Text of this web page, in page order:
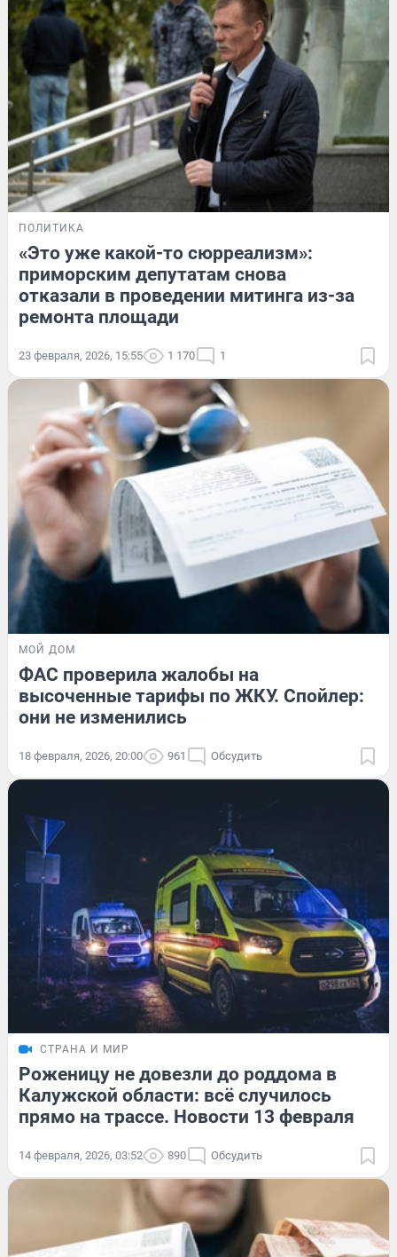
ПОЛИТИКА
«Это уже какой-то сюрреализм»:
приморским депутатам снова
отказали в проведении митинга из-за
ремонта площади
23 февраля, 2026, 15:55 1 170 1
МОЙ ДОМ
ФАС проверила жалобы на
высоченные тарифы по ЖКУ. Спойлер:
они не изменились
18 февраля, 2026, 20:00 961 Обсудить
СТРАНА И МИР
Роженицу не довезли до роддома в
Калужской области: всё случилось
прямо на трассе. Новости 13 февраля
14 февраля, 2026, 03:52 890 Обсудить